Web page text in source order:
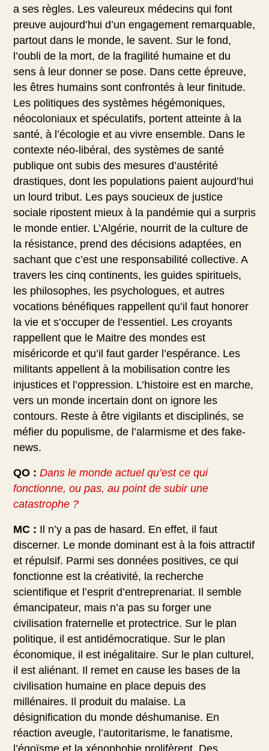
a ses règles. Les valeureux médecins qui font
preuve aujourd’hui d’un engagement remarquable,
partout dans le monde, le savent. Sur le fond,
l’oubli de la mort, de la fragilité humaine et du
sens à leur donner se pose. Dans cette épreuve,
les êtres humains sont confrontés à leur finitude.
Les politiques des systèmes hégémoniques,
néocoloniaux et spéculatifs, portent atteinte à la
santé, à l’écologie et au vivre ensemble. Dans le
contexte néo-libéral, des systèmes de santé
publique ont subis des mesures d’austérité
drastiques, dont les populations paient aujourd’hui
un lourd tribut. Les pays soucieux de justice
sociale ripostent mieux à la pandémie qui a surpris
le monde entier. L’Algérie, nourrit de la culture de
la résistance, prend des décisions adaptées, en
sachant que c’est une responsabilité collective. A
travers les cinq continents, les guides spirituels,
les philosophes, les psychologues, et autres
vocations bénéfiques rappellent qu’il faut honorer
la vie et s’occuper de l’essentiel. Les croyants
rappellent que le Maitre des mondes est
miséricorde et qu’il faut garder l’espérance. Les
militants appellent à la mobilisation contre les
injustices et l’oppression. L’histoire est en marche,
vers un monde incertain dont on ignore les
contours. Reste à être vigilants et disciplinés, se
méfier du populisme, de l’alarmisme et des fake-
news.
QO : Dans le monde actuel qu’est ce qui
fonctionne, ou pas, au point de subir une
catastrophe ?
MC : Il n’y a pas de hasard. En effet, il faut
discerner. Le monde dominant est à la fois attractif
et répulsif. Parmi ses données positives, ce qui
fonctionne est la créativité, la recherche
scientifique et l’esprit d’entreprenariat. Il semble
émancipateur, mais n’a pas su forger une
civilisation fraternelle et protectrice. Sur le plan
politique, il est antidémocratique. Sur le plan
économique, il est inégalitaire. Sur le plan culturel,
il est aliénant. Il remet en cause les bases de la
civilisation humaine en place depuis des
millénaires. Il produit du malaise. La
désignification du monde déshumanise. En
réaction aveugle, l’autoritarisme, le fanatisme,
l’égoïsme et la xénophobie prolifèrent. Des